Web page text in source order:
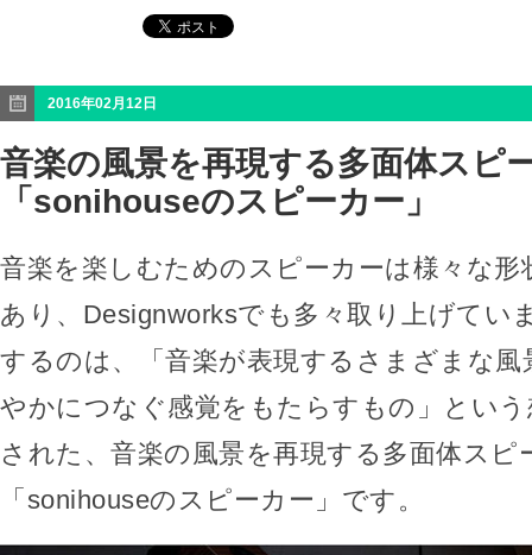
2016年02月12日
音楽の風景を再現する多面体スピ
「sonihouseのスピーカー」
音楽を楽しむためのスピーカーは様々な形
あり、Designworksでも多々取り上げてい
するのは、「音楽が表現するさまざまな風
やかにつなぐ感覚をもたらすもの」とい
された、音楽の風景を再現する多面体スピ
「sonihouseのスピーカー」です。